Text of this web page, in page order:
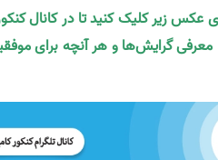
عکس زیر کلیک کنید تا در کانال
معرفی گرایش‌ها و هر آنچه برای